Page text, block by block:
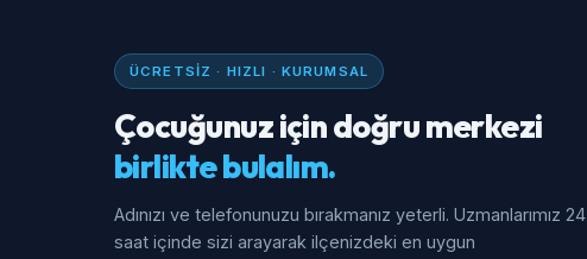
ÜCRETSIZ · HIZLI · KURUMSAL
Çocuğunuz için doğru merkezi
birlikte bulalım.
Adınızı ve telefonunuzu bırakmanız yeterli. Uzmanlarımız 24
saat içinde sizi arayarak ilçenizdeki en uygun